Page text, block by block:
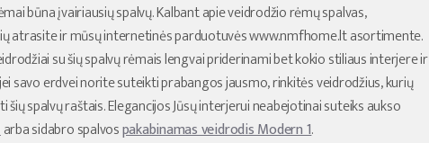
būna įvairiausių spalvų. Kalbant apie veidrodžio rėmų spalvas,
atrasite ir mūsų internetinės parduotuvės www.nmfhome.lt asortimente.
su šių spalvų rėmais lengvai priderinami bet kokio stiliaus interjere ir
savo erdvei norite suteikti prabangos jausmo, rinkitės veidrodžius, kurių
spalvų raštais. Elegancijos Jūsų interjerui neabejotinai suteiks aukso
arba sidabro spalvospakabinamas veidrodis Modern 1.